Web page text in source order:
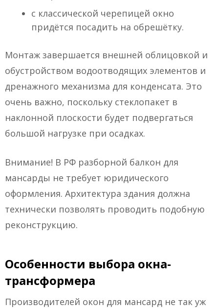
с классической черепицей окно
придётся посадить на обрешётку.
Монтаж завершается внешней облицовкой и
обустройством водоотводящих элементов и
дренажного механизма для конденсата. Это
очень важно, поскольку стеклопакет в
наклонной плоскости будет подвергаться
большой нагрузке при осадках.
Внимание! В РФ разборной балкон для
мансарды не требует юридического
оформления. Архитектура здания должна
технически позволять проводить подобную
реконструкцию.
Особенности выбора окна-
трансформера
Производителей окон для мансард не так уж